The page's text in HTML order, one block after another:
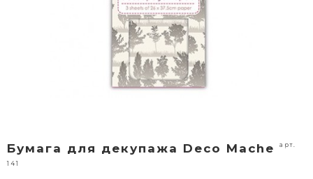
Бумага для декупажа Deco Mache арт.
141